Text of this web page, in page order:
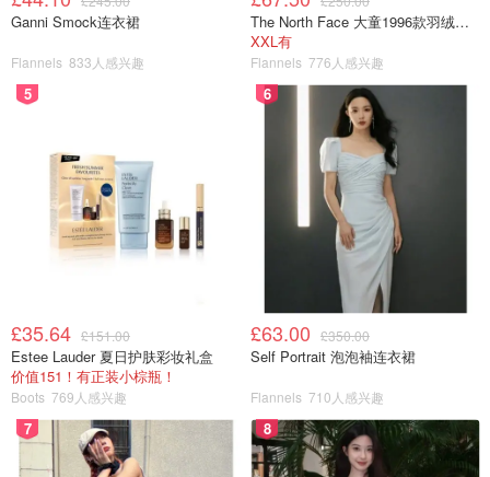
Ganni Smock连衣裙
Flannels 833人感兴趣
The North Face 大童1996款羽绒夹克
XXL有
Flannels 776人感兴趣
5
£35.64 £151.00
Estee Lauder 夏日护肤彩妆礼盒
价值151！有正装小棕瓶！
Boots 769人感兴趣
6
£63.00 £350.00
Self Portrait 泡泡袖连衣裙
Flannels 710人感兴趣
7 8